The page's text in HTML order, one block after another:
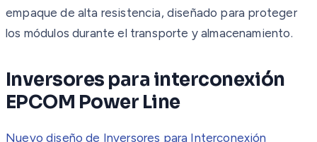
empaque de alta resistencia, diseñado para proteger
los módulos durante el transporte y almacenamiento.
Inversores para interconexión
EPCOM Power Line
Nuevo diseño de Inversores para Interconexión